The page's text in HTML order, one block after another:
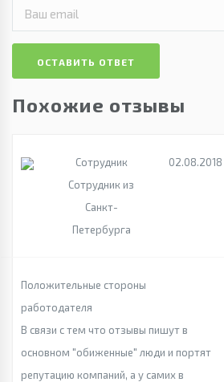
ОСТАВИТЬ ОТВЕТ
Похожие отзывы
Сотрудник
Сотрудник из
Санкт-
Петербурга
02.08.2018
Положительные стороны
работодателя
В связи с тем что отзывы пишут в
основном "обиженные" люди и портят
репутацию компаний, а у самих в